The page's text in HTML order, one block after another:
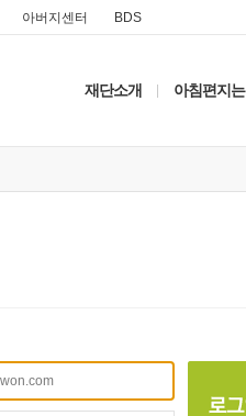
아버지센터 BDS
재단소개 아침편지는